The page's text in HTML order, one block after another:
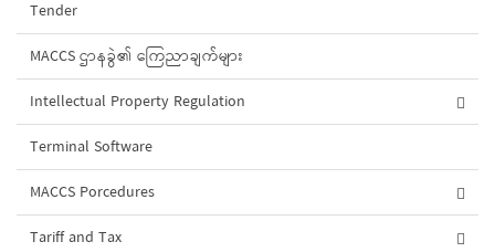
Tender
MACCS ဌာနခွဲ၏ ကြေညာချက်များ
Intellectual Property Regulation
Terminal Software
MACCS Porcedures
Tariff and Tax